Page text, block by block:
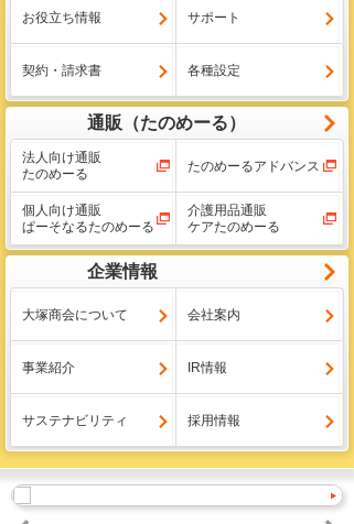
お役立ち情報 サポート
契約・請求書 各種設定
通販（たのめーる）
法人向け通販
たのめーる
たのめーるアドバンス
個人向け通販
ぱーそなるたのめーる
介護用品通販
ケアたのめーる
企業情報
大塚商会について 会社案内
事業紹介 IR情報
サステナビリティ 採用情報